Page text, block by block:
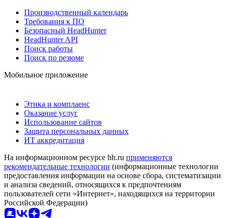
Производственный календарь
Требования к ПО
Безопасный HeadHunter
HeadHunter API
Поиск работы
Поиск по резюме
Мобильное приложение
Этика и комплаенс
Оказание услуг
Использование сайтов
Защита персональных данных
ИТ аккредитация
На информационном ресурсе hh.ru применяются
рекомендательные технологии (информационные технологии
предоставления информации на основе сбора, систематизации
и анализа сведений, относящихся к предпочтениям
пользователей сети «Интернет», находящихся на территории
Российской Федерации)